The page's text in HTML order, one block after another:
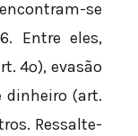
se
Entre eles,
4º), evasão
dinheiro (art.
Ressalte-